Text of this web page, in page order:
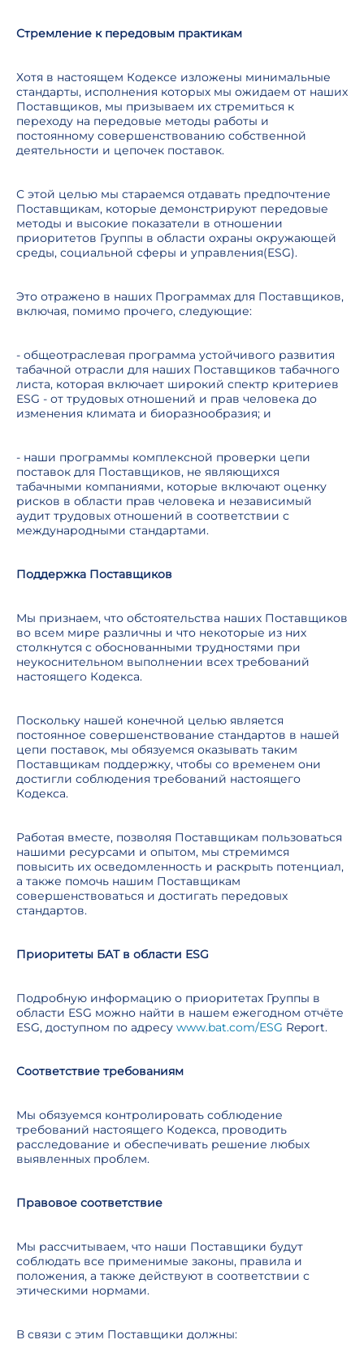
Стремление к передовым практикам
Хотя в настоящем Кодексе изложены минимальные
стандарты, исполнения которых мы ожидаем от наших
Поставщиков, мы призываем их стремиться к
переходу на передовые методы работы и
постоянному совершенствованию собственной
деятельности и цепочек поставок.
С этой целью мы стараемся отдавать предпочтение
Поставщикам, которые демонстрируют передовые
методы и высокие показатели в отношении
приоритетов Группы в области охраны окружающей
среды, социальной сферы и управления(ESG).
Это отражено в наших Программах для Поставщиков,
включая, помимо прочего, следующие:
- общеотраслевая программа устойчивого развития
табачной отрасли для наших Поставщиков табачного
листа, которая включает широкий спектр критериев
ESG - от трудовых отношений и прав человека до
изменения климата и биоразнообразия; и
- наши программы комплексной проверки цепи
поставок для Поставщиков, не являющихся
табачными компаниями, которые включают оценку
рисков в области прав человека и независимый
аудит трудовых отношений в соответствии с
международными стандартами.
Поддержка Поставщиков
Мы признаем, что обстоятельства наших Поставщиков
во всем мире различны и что некоторые из них
столкнутся с обоснованными трудностями при
неукоснительном выполнении всех требований
настоящего Кодекса.
Поскольку нашей конечной целью является
постоянное совершенствование стандартов в нашей
цепи поставок, мы обязуемся оказывать таким
Поставщикам поддержку, чтобы со временем они
достигли соблюдения требований настоящего
Кодекса.
Работая вместе, позволяя Поставщикам пользоваться
нашими ресурсами и опытом, мы стремимся
повысить их осведомленность и раскрыть потенциал,
а также помочь нашим Поставщикам
совершенствоваться и достигать передовых
стандартов.
Приоритеты БАТ в области ESG
Подробную информацию о приоритетах Группы в
области ESG можно найти в нашем ежегодном отчёте
ESG, доступном по адресу www.bat.com/ESG Report.
Соответствие требованиям
Мы обязуемся контролировать соблюдение
требований настоящего Кодекса, проводить
расследование и обеспечивать решение любых
выявленных проблем.
Правовое соответствие
Мы рассчитываем, что наши Поставщики будут
соблюдать все применимые законы, правила и
положения, а также действуют в соответствии с
этическими нормами.
В связи с этим Поставщики должны: